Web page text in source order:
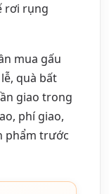
rơi rụng
mua gấu
quà bất
giao trong
phí giao,
phẩm trước